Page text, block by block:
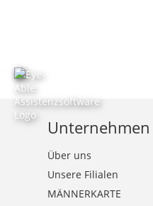
Unternehmen
Über uns
Unsere Filialen
MÄNNERKARTE